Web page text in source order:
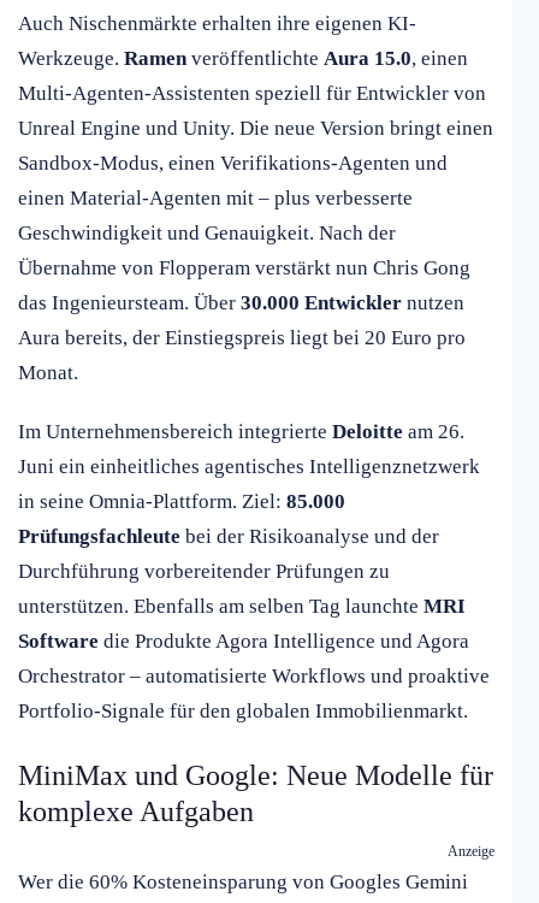
Auch Nischenmärkte erhalten ihre eigenen KI-
Werkzeuge. Ramenveröffentlichte Aura 15.0, einen
Multi-Agenten-Assistenten speziell für Entwickler von
Unreal Engine und Unity. Die neue Version bringt einen
Sandbox-Modus, einen Verifikations-Agenten und
einen Material-Agenten mit – plus verbesserte
Geschwindigkeit und Genauigkeit. Nach der
Übernahme von Flopperam verstärkt nun Chris Gong
das Ingenieursteam. Über 30.000 Entwickler nutzen
Aura bereits, der Einstiegspreis liegt bei 20 Euro pro
Monat.
Im Unternehmensbereich integrierte Deloitte am 26.
Juni ein einheitliches agentisches Intelligenznetzwerk
in seine Omnia-Plattform. Ziel: 85.000
Prüfungsfachleute bei der Risikoanalyse und der
Durchführung vorbereitender Prüfungen zu
unterstützen. Ebenfalls am selben Tag launchte MRI
Software die Produkte Agora Intelligence und Agora
Orchestrator – automatisierte Workflows und proaktive
Portfolio-Signale für den globalen Immobilienmarkt.
MiniMax und Google: Neue Modelle für
komplexe Aufgaben
Anzeige
Wer die 60% Kosteneinsparung von Googles Gemini